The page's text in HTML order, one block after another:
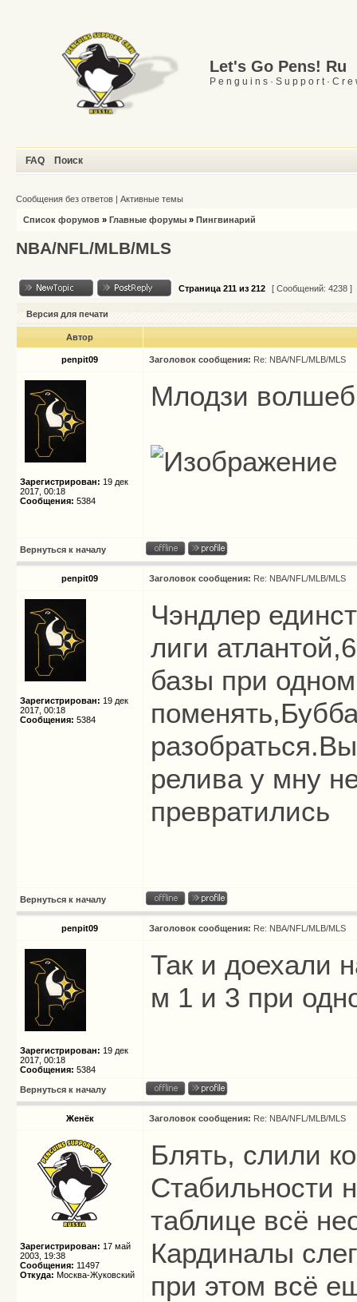
Let's Go Pens! Ru
P e n g u i n s · S u p p o r t · C r e
FAQ Поиск
Сообщения без ответов | Активные темы
Список форумов » Главные форумы » Пингвинарий
NBA/NFL/MLB/MLS
Страница 211 из 212 [ Сообщений: 4238 ]
Версия для печати
Автор
penpit09 Заголовок сообщения: Re: NBA/NFL/MLB/MLS
Зарегистрирован: 19 дек
2017, 00:18
Сообщения: 5384
Млодзи
Вернуться к началу
penpit09 Заголовок сообщения: Re: NBA/NFL/MLB/MLS
Зарегистрирован: 19 дек
2017, 00:18
Сообщения: 5384
Чэндлер
лиги
базы при
релива у мну
превратились
Вернуться к началу
penpit09 Заголовок сообщения: Re: NBA/NFL/MLB/MLS
Зарегистрирован: 19 дек
2017, 00:18
Сообщения: 5384
Так и доехали
м 1 и 3 при
Вернуться к началу
Женёк Заголовок сообщения: Re: NBA/NFL/MLB/MLS
Зарегистрирован: 17 май
2003, 19:38
Сообщения: 11497
Откуда: Москва-Жуковский
Блять, слили
Стабильности
таблице всё
Кардиналы
при этом всё